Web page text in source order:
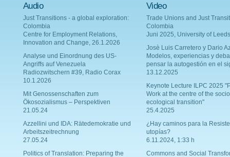
Audio
Just Transitions - a global exploration:
Colombia
Centre for Employment Relations,
Innovation and Change, 26.1.2026
Analyse und Einordnung des US-
Angriffs auf Venezuela
Radiozwitschern #39, Radio Corax
10.1.2026
Mit Genossenschaften zum
Ökosozialismus – Perspektiven
21.05.24
Azzellini und IDA: Rätedemokratie und
Arbeitszeitrechnung
27.05.24
Politics of Translation: Preparing the
Video
Trade Unions and Just
Colombia
Juni 2025, University of Leeds
Josè Luis Carretero y Dario
Modelos, experiencias y
pensar la autogestión en el
13.12.2025
Keynote Lecture ILPC 2025
Work at the centre of the
ecological transition"
25.4.2025
¿Hay caminos para la
utopías?
6.11.2024, 1:33 h
Commons and Social